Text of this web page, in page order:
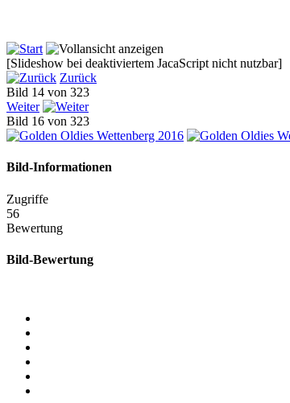
[Slideshow bei deaktiviertem JacaScript nicht nutzbar]
Zurück
Bild 14 von 323
Weiter
Bild 16 von 323
Bild-Informationen
Zugriffe
56
Bewertung
Bild-Bewertung